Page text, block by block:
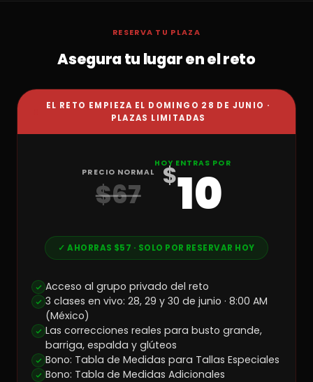
RESERVA TU PLAZA
Asegura tu lugar en el reto
EL RETO EMPIEZA EL DOMINGO 28 DE JUNIO ·
PLAZAS LIMITADAS
PRECIO NORMAL
$67
HOY ENTRAS POR
$10
✓ AHORRAS $57 · SOLO POR RESERVAR HOY
Acceso al grupo privado del reto
3 clases en vivo: 28, 29 y 30 de junio · 8:00 AM
(México)
Las correcciones reales para busto grande,
barriga, espalda y glúteos
Bono: Tabla de Medidas para Tallas Especiales
Bono: Tabla de Medidas Adicionales